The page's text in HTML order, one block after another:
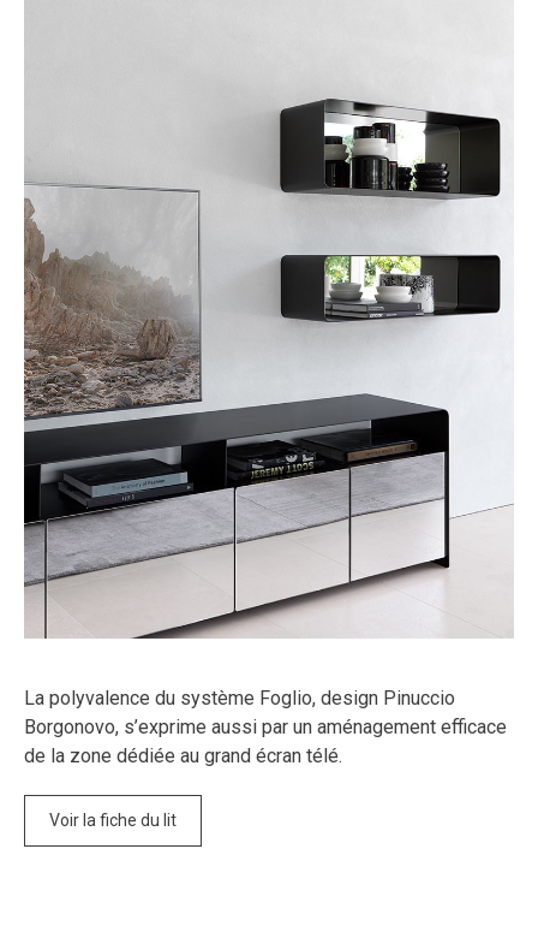
La polyvalence du système Foglio, design Pinuccio
Borgonovo, s’exprime aussi par un aménagement efficace
de la zone dédiée au grand écran télé.
Voir la fiche du lit